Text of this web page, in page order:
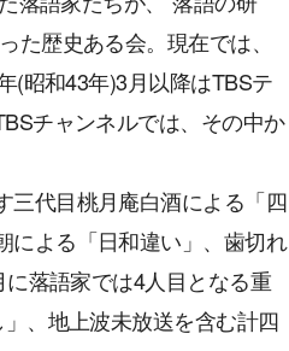
歴史ある会。現在では、
(昭和43年)3月以降はTBSテ
チャンネルでは、その中か
三代目桃月庵白酒による「四
による「日和違い」、歯切れ
落語家では4人目となる重
、地上波未放送を含む計四